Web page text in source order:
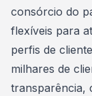
consórcio do
flexíveis para
perfis de
milhares de
transparência,